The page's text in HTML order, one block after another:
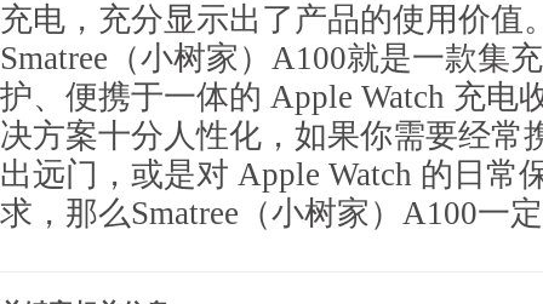
充电，充分显示出了产品的使用价值
Smatree（小树家）A100就是一款集
护、便携于一体的 Apple Watch 充电
决方案十分人性化，如果你需要经常
出远门，或是对 Apple Watch 的日常
求，那么Smatree（小树家）A100一